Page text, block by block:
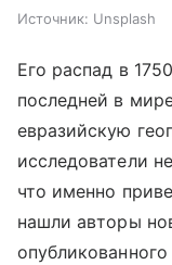
Источник: Unsplash
Его распад в
последней в
евразийскую
исследователи
что именно
нашли авторы